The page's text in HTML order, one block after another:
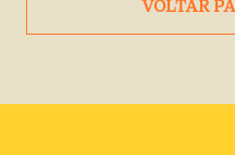
VOLTAR